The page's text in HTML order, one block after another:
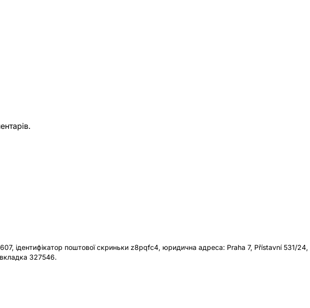
ідентифікатор поштової скриньки z8pqfc4, юридична адреса: Praha 7, Přístavní 531/24,
327546.